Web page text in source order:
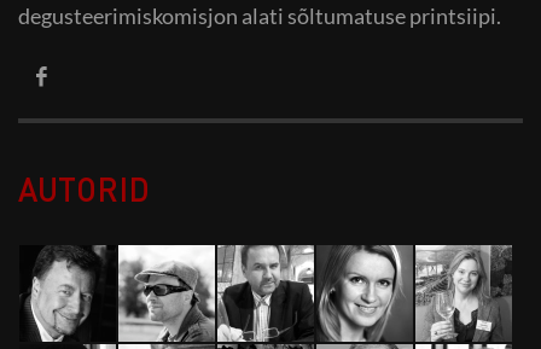
degusteerimiskomisjon alati sõltumatuse printsiipi.
AUTORID